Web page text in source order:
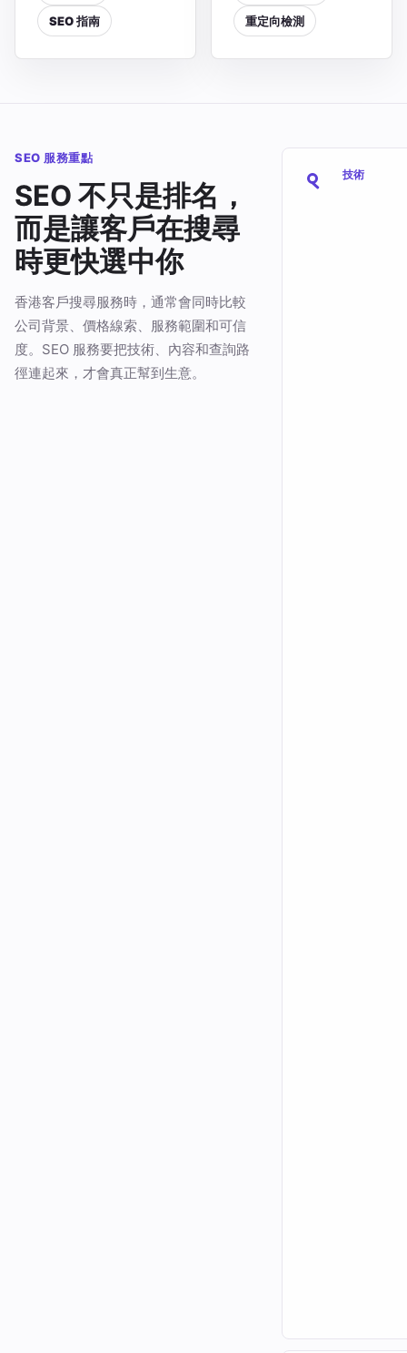
SEO 指南 重定向檢測
SEO 服務重點
SEO 不只是排名，
而是讓客戶在搜尋
時更快選中你
香港客戶搜尋服務時，通常會同時比較
公司背景、價格線索、服務範圍和可信
度。SEO 服務要把技術、內容和查詢路
徑連起來，才會真正幫到生意。
技術